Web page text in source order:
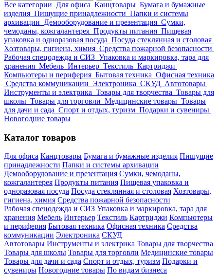
Все категории Для офиса Канцтовары Бумага и бумажные
изделия Пишущие принадлежности Папки и системы
архивации Демооборудование и презентация Сумки,
чемоданы, кожгалантерея Продукты питания Пищевая
упаковка и одноразовая посуда Посуда стеклянная и столовая
Хозтовары, гигиена, химия Средства пожарной безопасности
Рабочая спецодежда и СИЗ Упаковка и маркировка, тара для
хранения Мебель Интерьер Текстиль Картриджи
Компьютеры и периферия Бытовая техника Офисная техника
Средства коммуникации Электроника СКУД Автотовары
Инструменты и электрика Товары для творчества Товары для
школы Товары для торговли Медицинские товары Товары
для дачи и сада Спорт и отдых, туризм Подарки и сувениры
Новогодние товары
Каталог товаров
Для офиса Канцтовары Бумага и бумажные изделия Пишущие
принадлежности Папки и системы архивации
Демооборудование и презентация Сумки, чемоданы,
кожгалантерея Продукты питания Пищевая упаковка и
одноразовая посуда Посуда стеклянная и столовая Хозтовары,
гигиена, химия Средства пожарной безопасности
Рабочая спецодежда и СИЗ Упаковка и маркировка, тара для
хранения Мебель Интерьер Текстиль Картриджи Компьютеры
и периферия Бытовая техника Офисная техника Средства
коммуникации Электроника СКУД
Автотовары Инструменты и электрика Товары для творчества
Товары для школы Товары для торговли Медицинские товары
Товары для дачи и сада Спорт и отдых, туризм Подарки и
сувениры Новогодние товары По видам бизнеса